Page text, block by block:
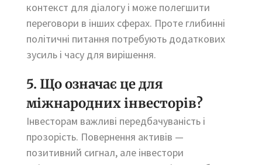
контекст для діалогу і може полегшити
переговори в інших сферах. Проте глибинні
політичні питання потребують додаткових
зусиль і часу для вирішення.
5. Що означає це для
міжнародних інвесторів?
Інвесторам важливі передбачуваність і
прозорість. Повернення активів —
позитивний сигнал, але інвестори